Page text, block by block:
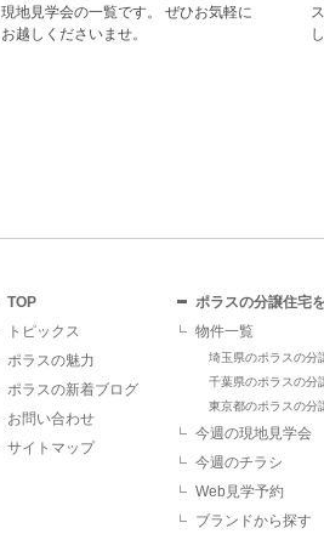
現地見学会の一覧です。 ぜひお気軽に
お越しくださいませ。
TOP
トピックス
ポラスの魅力
ポラスの新着ブログ
お問い合わせ
サイトマップ
ポラスの分譲住宅
物件一覧
埼玉県のポラスの分
千葉県のポラスの分
東京都のポラスの分
今週の現地見学会
今週のチラシ
Web見学予約
ブランドから探す